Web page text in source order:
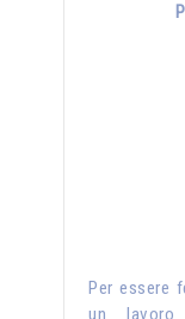
Per essere
un lavoro